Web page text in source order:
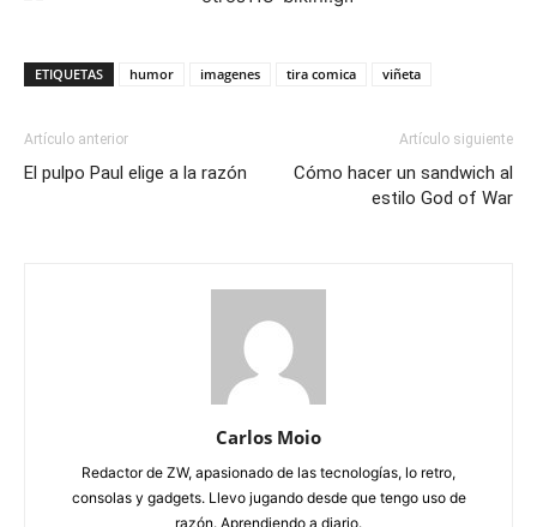
ETIQUETAS humor imagenes tira comica viñeta
Artículo anterior
El pulpo Paul elige a la razón
Artículo siguiente
Cómo hacer un sandwich al
estilo God of War
Carlos Moio
Redactor de ZW, apasionado de las tecnologías, lo retro,
consolas y gadgets. Llevo jugando desde que tengo uso de
razón. Aprendiendo a diario.